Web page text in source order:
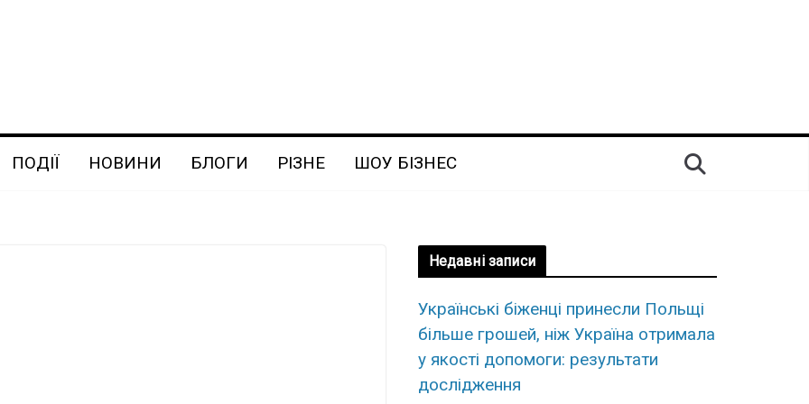
ПОДІЇ НОВИНИ БЛОГИ РІЗНЕ ШОУ БІЗНЕС
Недавні записи
Українські біженці принесли Польщі
більше грошей, ніж Україна отримала
у якості допомоги: результати
дослідження